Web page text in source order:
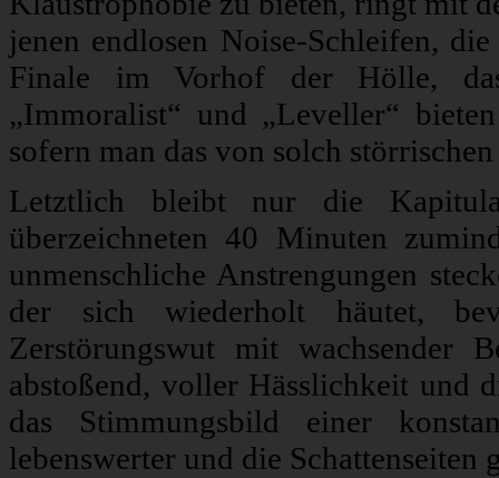
jenen endlosen Noise-Schleifen,
Finale im Vorhof der Hölle,
„Immoralist“ und „Leveller“
sofern man das von solch
Letztlich bleibt nur die
überzeichneten 40 Minuten
unmenschliche Anstrengungen
der sich wiederholt häutet,
Zerstörungswut mit wachsender
abstoßend, voller Hässlichkeit und
das Stimmungsbild einer
lebenswerter und die